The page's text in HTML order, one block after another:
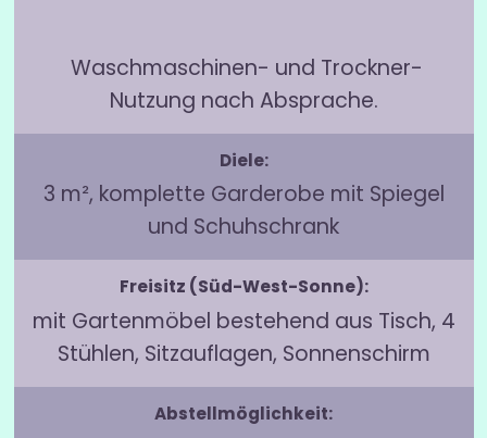
Waschmaschinen- und Trockner-
Nutzung nach Absprache.
Diele:
3 m², komplette Garderobe mit Spiegel
und Schuhschrank
Freisitz (Süd-West-Sonne):
mit Gartenmöbel bestehend aus Tisch, 4
Stühlen, Sitzauflagen, Sonnenschirm
Abstellmöglichkeit: